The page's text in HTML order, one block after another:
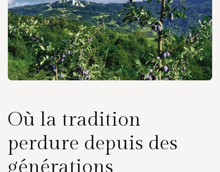
Où la tradition
perdure depuis des
générations